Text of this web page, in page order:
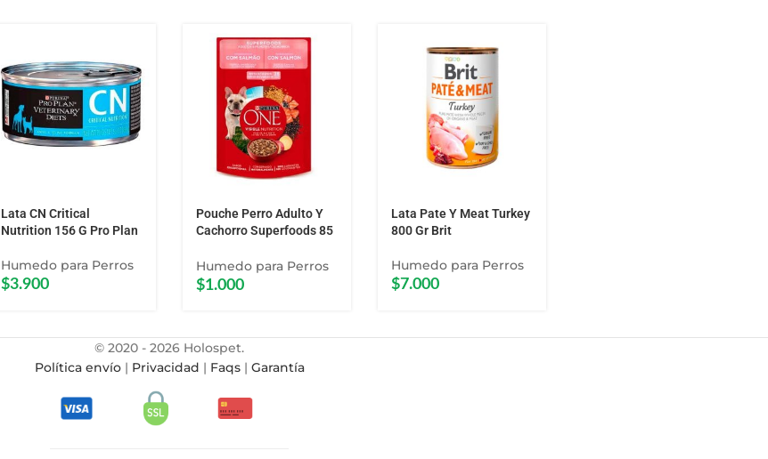
Lata CN Critical
Nutrition 156 G Pro Plan
Humedo para Perros
$3.900
Pouche Perro Adulto Y
Cachorro Superfoods 85
Humedo para Perros
$1.000
Lata Pate Y Meat Turkey
800 Gr Brit
Humedo para Perros
$7.000
© 2020 - 2026 Holospet.
Política envío| Privacidad | Faqs| Garantía